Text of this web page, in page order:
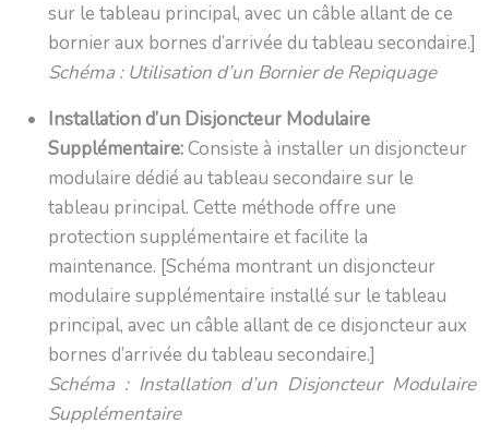
sur le tableau principal, avec un câble allant de ce
bornier aux bornes d’arrivée du tableau secondaire.]
Schéma : Utilisation d’un Bornier de Repiquage
Installation d’un Disjoncteur Modulaire
Supplémentaire:Consiste à installer un disjoncteur
modulaire dédié au tableau secondaire sur le
tableau principal. Cette méthode offre une
protection supplémentaire et facilite la
maintenance. [Schéma montrant un disjoncteur
modulaire supplémentaire installé sur le tableau
principal, avec un câble allant de ce disjoncteur aux
bornes d’arrivée du tableau secondaire.]
Schéma : Installation d’un Disjoncteur Modulaire
Supplémentaire